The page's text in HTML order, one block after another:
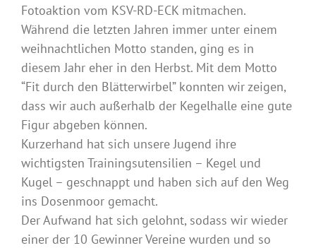
Fotoaktion vom KSV-RD-ECK mitmachen.
Während die letzten Jahren immer unter einem
weihnachtlichen Motto standen, ging es in
diesem Jahr eher in den Herbst. Mit dem Motto
“Fit durch den Blätterwirbel” konnten wir zeigen,
dass wir auch außerhalb der Kegelhalle eine gute
Figur abgeben können.
Kurzerhand hat sich unsere Jugend ihre
wichtigsten Trainingsutensilien – Kegel und
Kugel – geschnappt und haben sich auf den Weg
ins Dosenmoor gemacht.
Der Aufwand hat sich gelohnt, sodass wir wieder
einer der 10 Gewinner Vereine wurden und so